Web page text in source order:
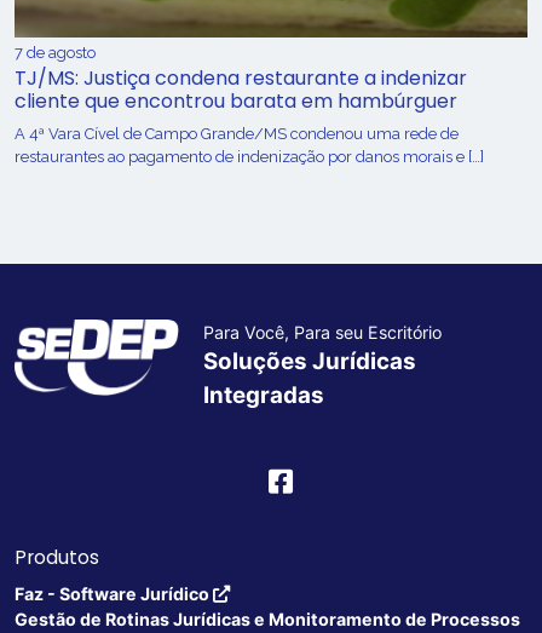
7 de agosto
TJ/MS: Justiça condena restaurante a indenizar
cliente que encontrou barata em hambúrguer
A 4ª Vara Cível de Campo Grande/MS condenou uma rede de
restaurantes ao pagamento de indenização por danos morais e […]
Para Você, Para seu Escritório
Soluções Jurídicas
Integradas
Produtos
Faz - Software Jurídico
Gestão de Rotinas Jurídicas e Monitoramento de Processos